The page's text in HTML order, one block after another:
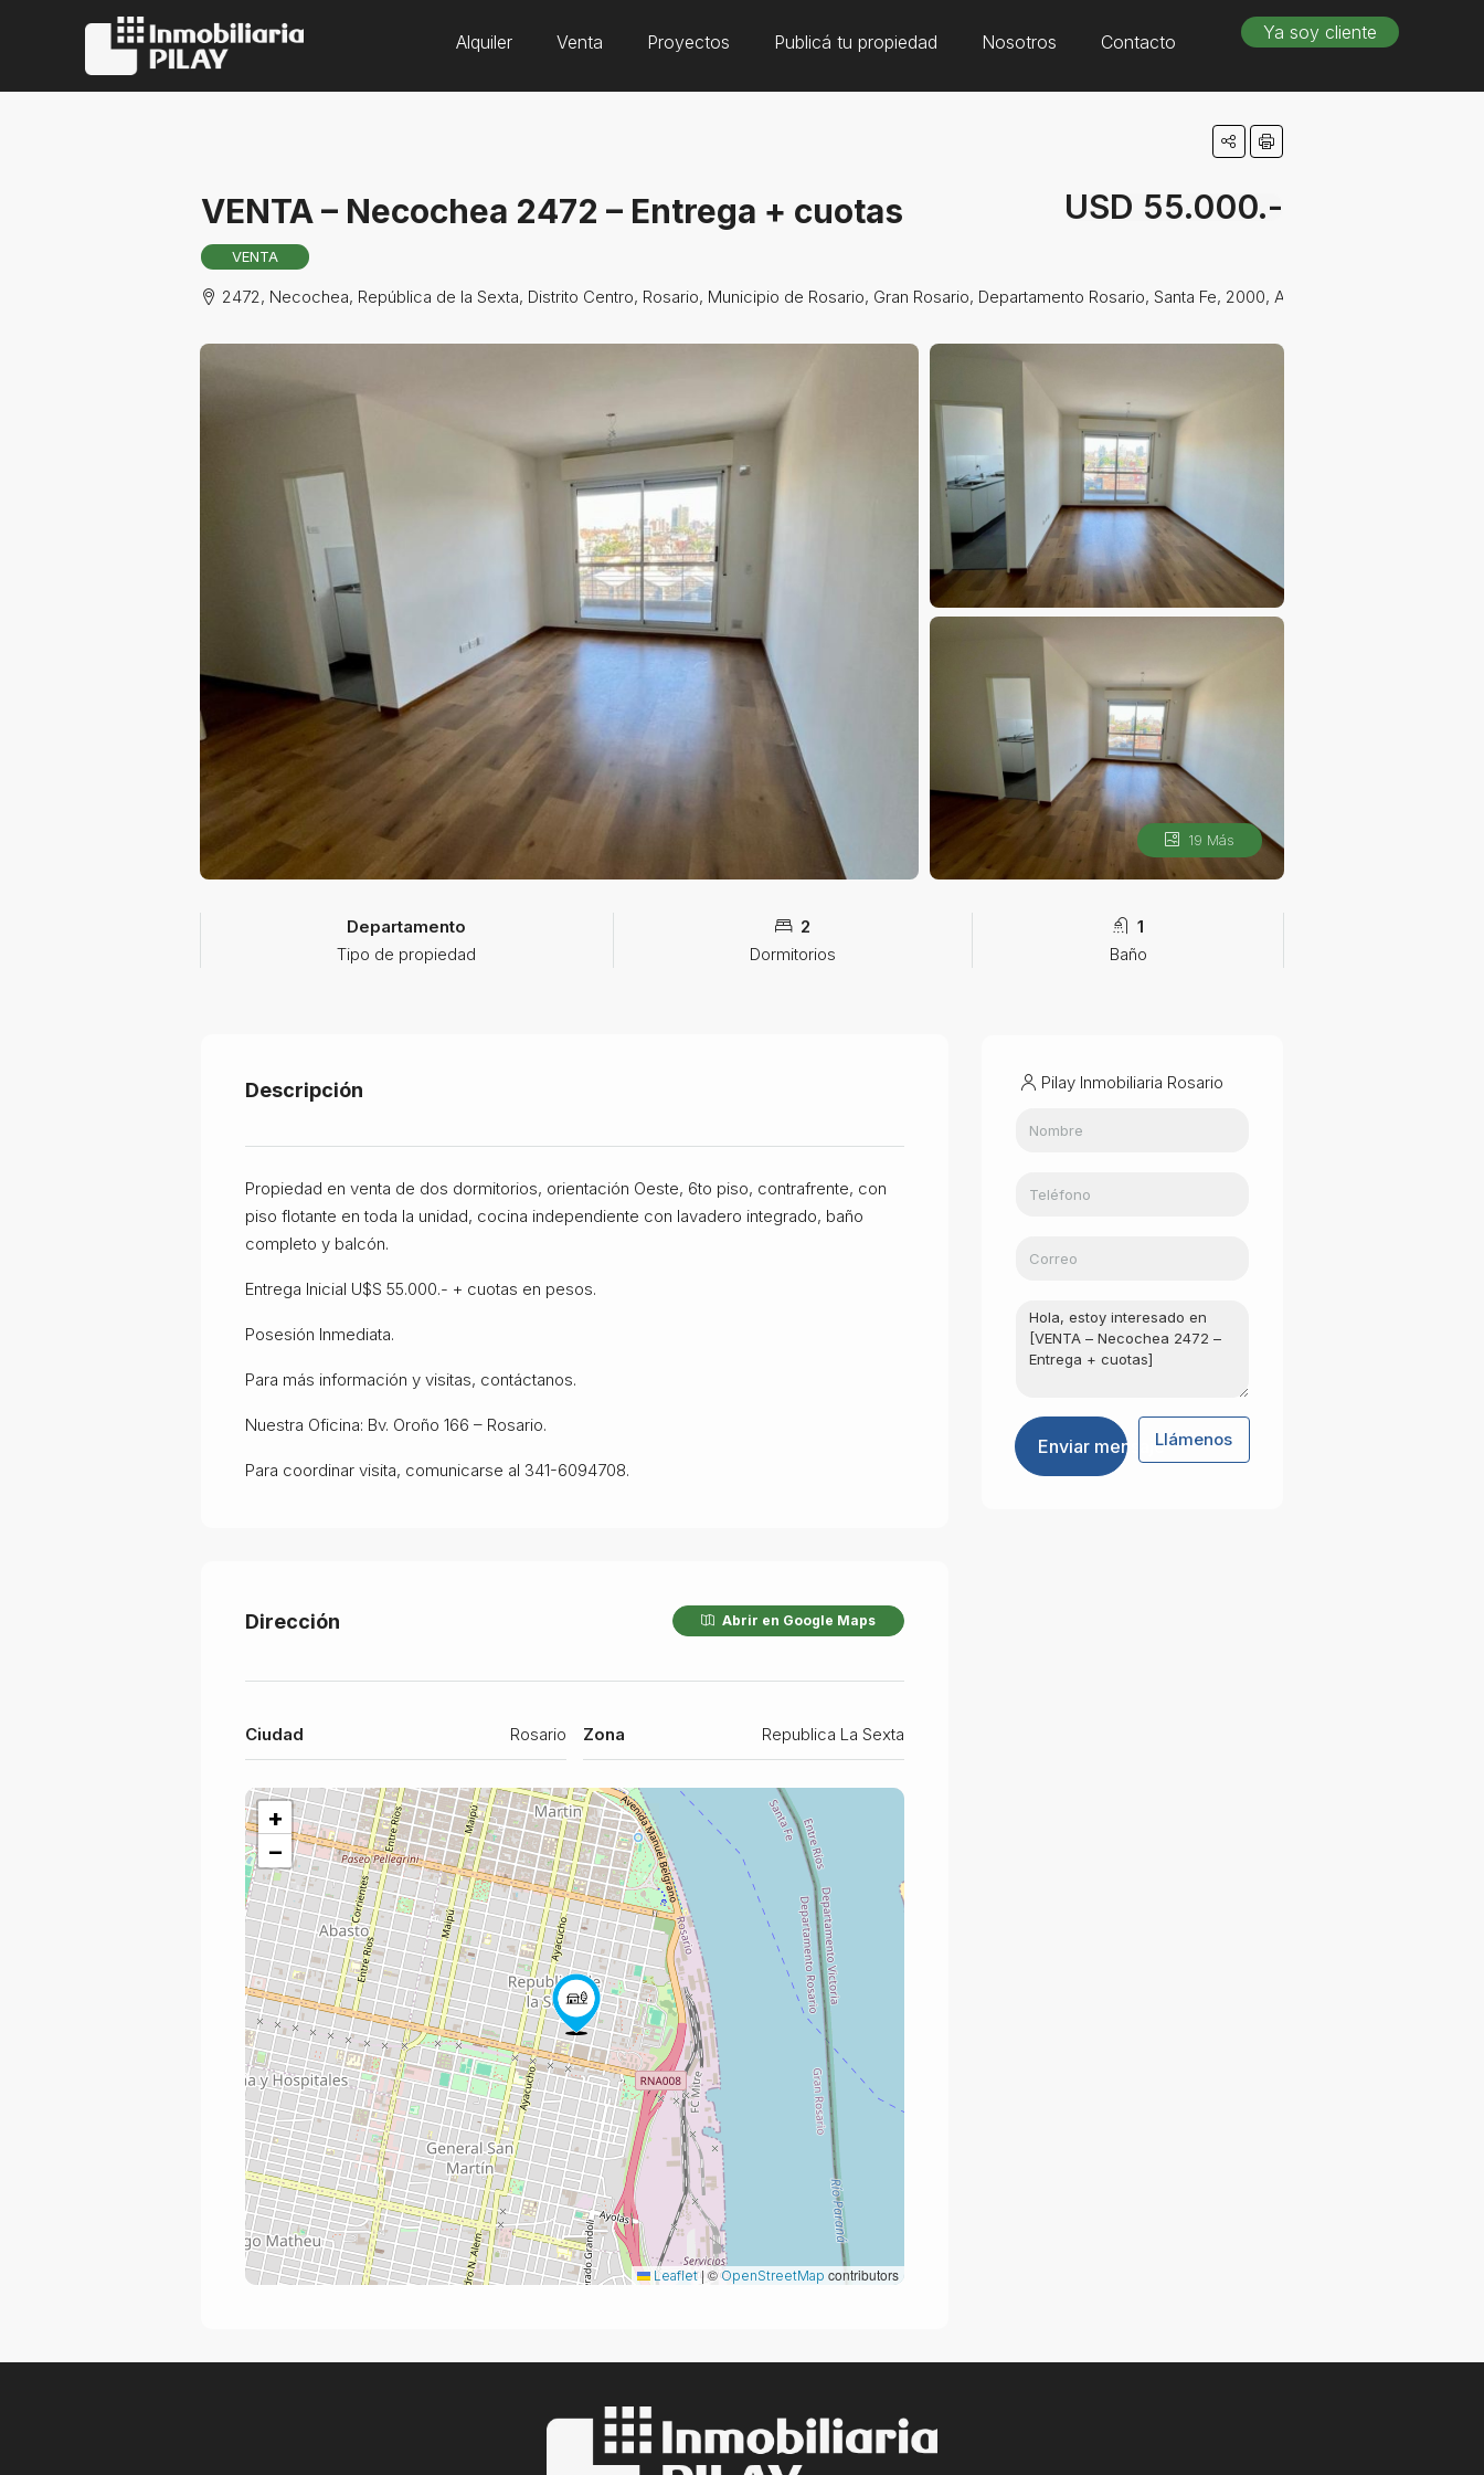
Alquiler Venta Proyectos Publicá tu propiedad Nosotros Contacto Ya soy cliente
VENTA – Necochea 2472 – Entrega + cuotas USD 55.000.-
VENTA
2472, Necochea, República de la Sexta, Distrito Centro, Rosario, Municipio de Rosario, Gran Rosario, Departamento Rosario, Santa Fe, 2000, Argentina
19 Más
Departamento
Tipo de propiedad
2
Dormitorios
1
Baño
Descripción
Propiedad en venta de dos dormitorios, orientación Oeste, 6to piso, contrafrente, con
piso flotante en toda la unidad, cocina independiente con lavadero integrado, baño
completo y balcón.
Entrega Inicial U$S 55.000.- + cuotas en pesos.
Posesión Inmediata.
Para más información y visitas, contáctanos.
Nuestra Oficina: Bv. Oroño 166 – Rosario.
Para coordinar visita, comunicarse al 341-6094708.
Dirección Abrir en Google Maps
Ciudad Rosario Zona Republica La Sexta
+
−
Leaflet |©OpenStreetMap contributors
Pilay Inmobiliaria Rosario
Enviar mensajeLlámenos